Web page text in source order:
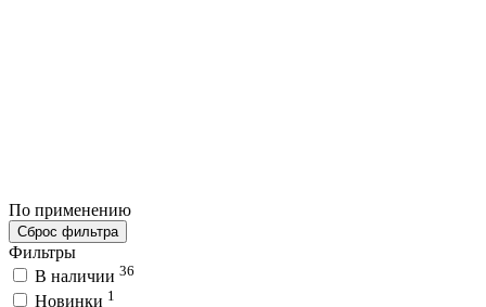
По применению
Сброс фильтра
Фильтры
В наличии 36
Новинки 1